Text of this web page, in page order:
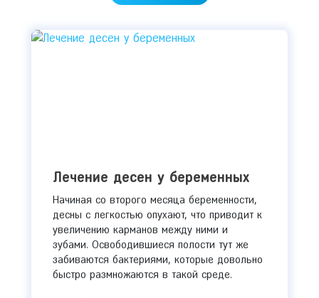
Лечение десен у беременных
​Начиная со второго месяца беременности,
десны с легкостью опухают, что приводит к
увеличению карманов между ними и
зубами. Освободившиеся полости тут же
забиваются бактериями, которые довольно
быстро размножаются в такой среде.